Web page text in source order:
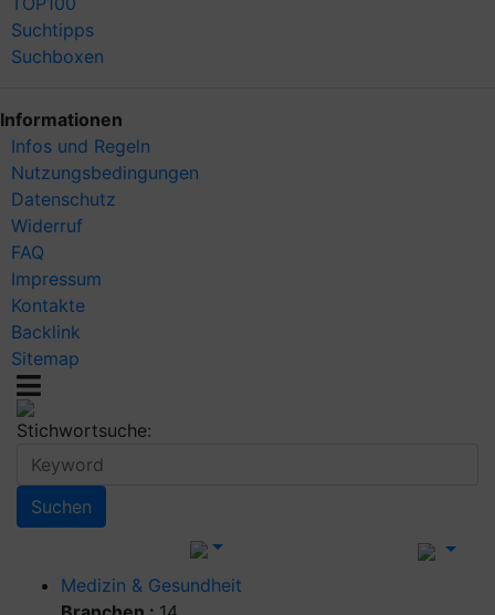
Suchtipps
Suchboxen
Informationen
Infos und Regeln
Nutzungsbedingungen
Datenschutz
Widerruf
FAQ
Impressum
Kontakte
Backlink
Sitemap
Stichwortsuche:
Medizin & Gesundheit